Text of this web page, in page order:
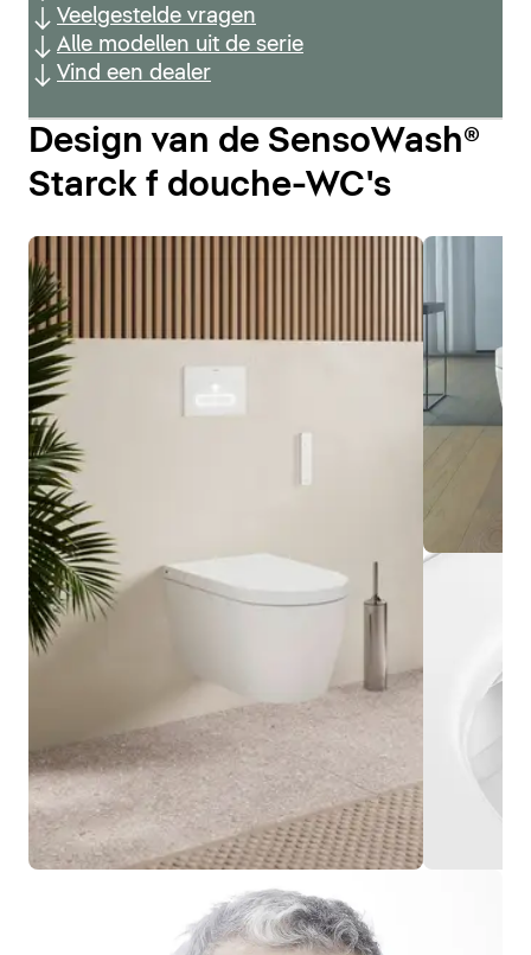
Veelgestelde vragen
Alle modellen uit de serie
Vind een dealer
Design van de SensoWash®
Starck f douche-WC's